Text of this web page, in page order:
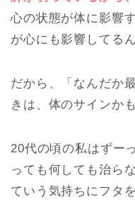
心の状態が体に影響
が心にも影響してる
だから、「なんだか
きは、 体のサインか
20代の頃の私はずー
っても何しても治ら
ていう気持ちにフタ